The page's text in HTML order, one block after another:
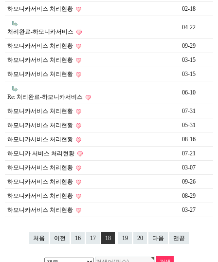
하모니카서비스 처리현황 02-18
처리완료-하모니카서비스
04-22
하모니카서비스 처리현황 09-29
하모니카서비스 처리현황 03-15
하모니카서비스 처리현황 03-15
Re: 처리완료-하모니카서비스
06-10
하모니카서비스 처리현황 07-31
하모니카서비스 처리현황 05-31
하모니카서비스 처리현황 08-16
하모니카 서비스 처리현황 07-21
하모니카서비스 처리현황 03-07
하모니카서비스 처리현황 09-26
하모니카서비스 처리현황 08-29
하모니카서비스 처리현황 03-27
처음 이전 16 17 18 19 20 다음 맨끝